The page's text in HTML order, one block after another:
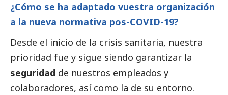
¿Cómo se ha adaptado vuestra organización
a la nueva normativa pos-COVID-19?
Desde el inicio de la crisis sanitaria, nuestra
seguridad de nuestros empleados y
colaboradores, así como la de su entorno.